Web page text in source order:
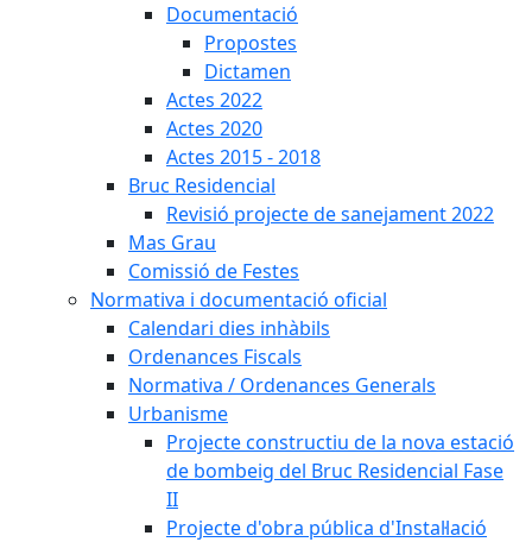
Documentació
Propostes
Dictamen
Actes 2022
Actes 2020
Actes 2015 - 2018
Bruc Residencial
Revisió projecte de sanejament 2022
Mas Grau
Comissió de Festes
Normativa i documentació oficial
Calendari dies inhàbils
Ordenances Fiscals
Normativa / Ordenances Generals
Urbanisme
Projecte constructiu de la nova estació
de bombeig del Bruc Residencial Fase
II
Projecte d'obra pública d'Instal·lació